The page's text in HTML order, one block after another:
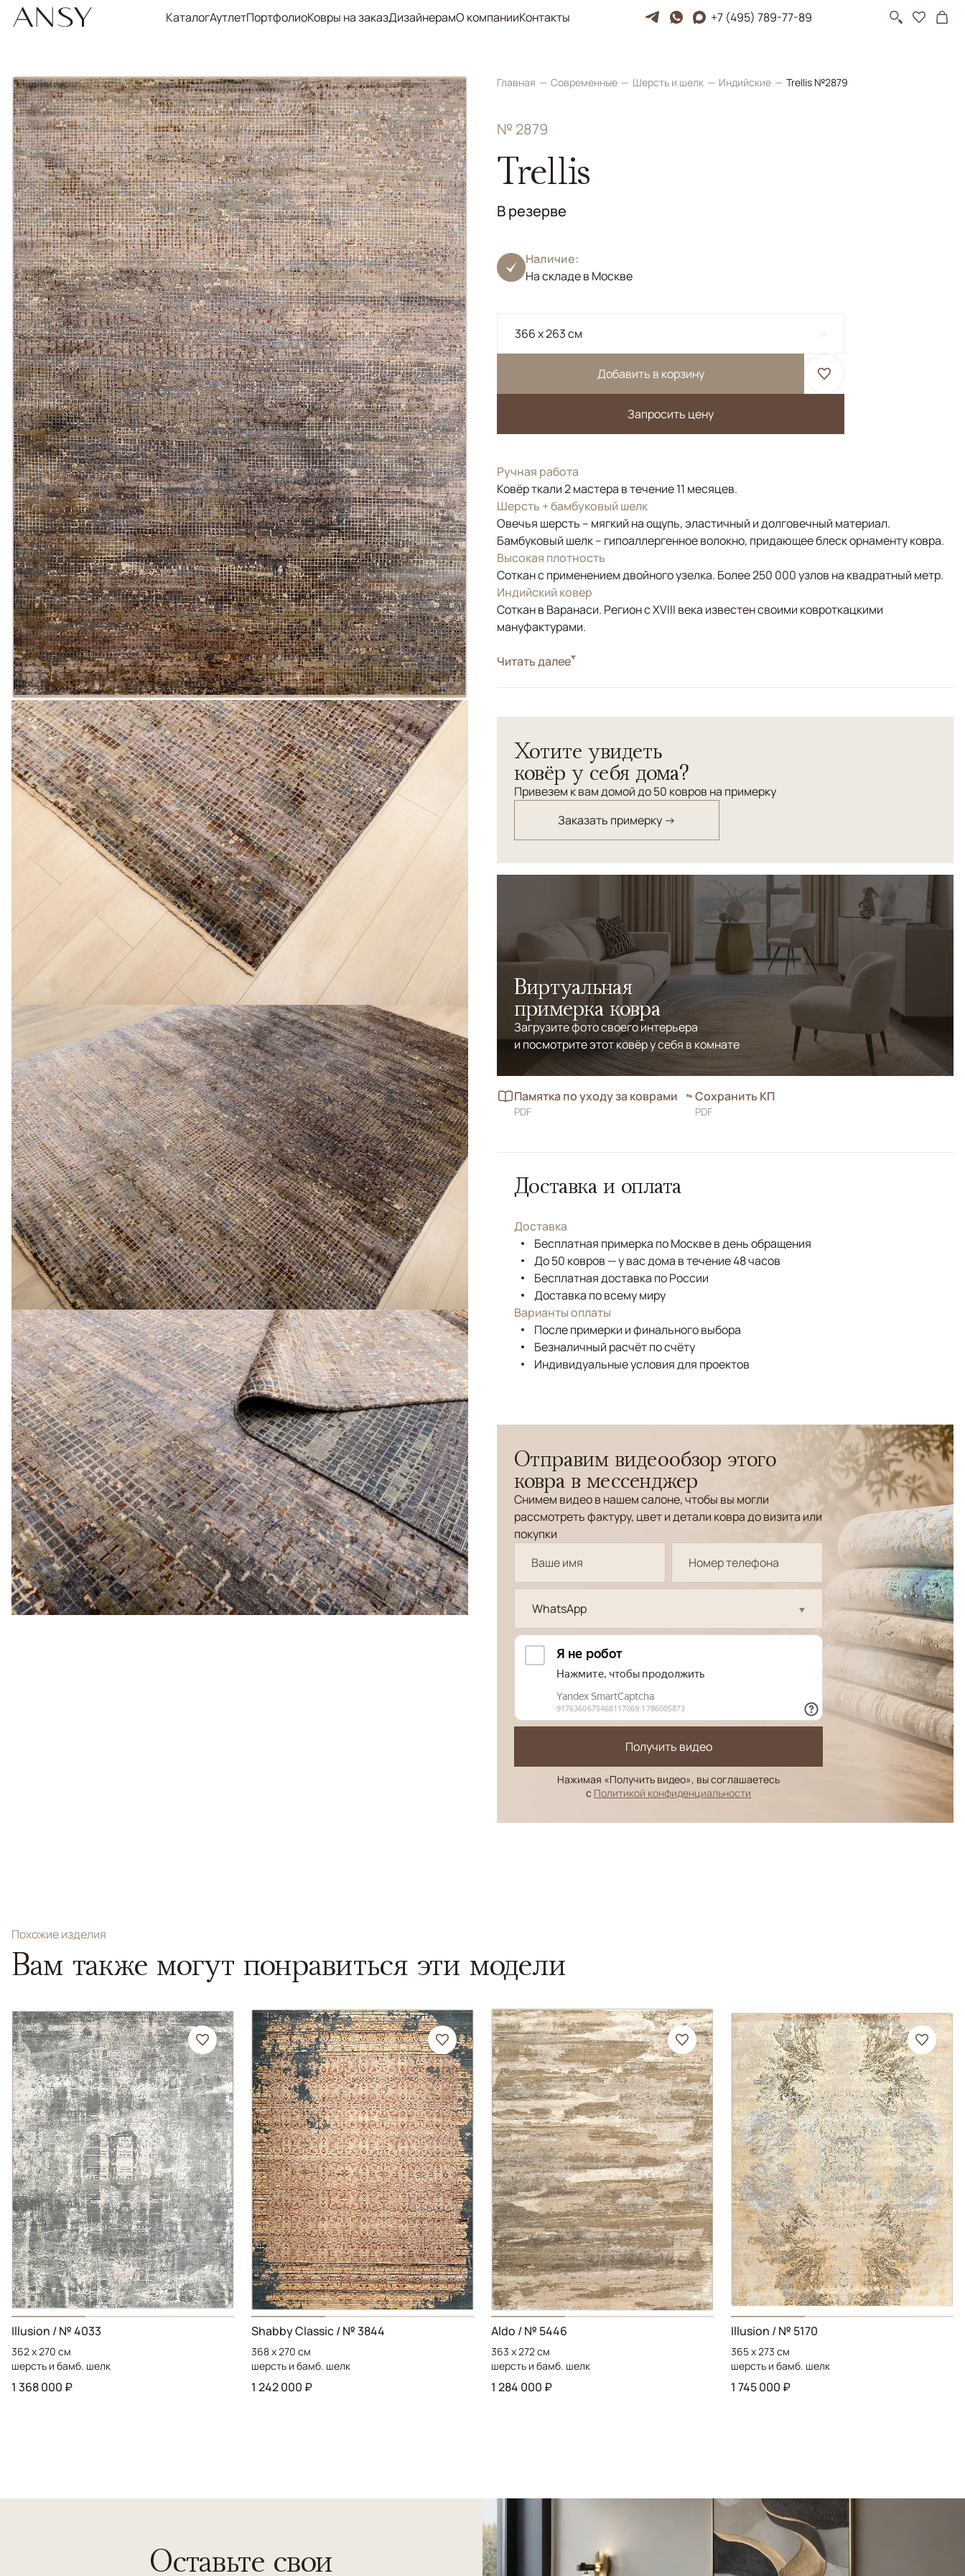
КаталогАутлетПортфолиоКовры на заказДизайнерамО компанииКонтакты +7 (495) 789-77-89
Главная Современные Шерсть и шелк Индийские Trellis №2879
№ 2879
Trellis
В резерве
Наличие:
На складе в Москве
366 x 263 см
Добавить в корзину
Запросить цену
Ручная работа
Ковёр ткали 2 мастера в течение 11 месяцев.
Шерсть + бамбуковый шелк
Овечья шерсть – мягкий на ощупь, эластичный и долговечный материал.
Бамбуковый шелк – гипоаллергенное волокно, придающее блеск орнаменту ковра.
Высокая плотность
Соткан с применением двойного узелка. Более 250 000 узлов на квадратный метр.
Индийский ковер
Соткан в Варанаси. Регион с XVIII века известен своими ковроткацкими
мануфактурами.
СтильСовременные
шика.
Читать далее
Хотите увидеть
ковёр у себя дома?
Привезем к вам домой до 50 ковров на примерку
Заказать примерку →
Виртуальная
примерка ковра
Загрузите фото своего интерьера
и посмотрите этот ковёр у себя в комнате
Памятка по уходу за коврами
PDF
Сохранить КП
PDF
Доставка и оплата
Доставка
Бесплатная примерка по Москве в день обращения
До 50 ковров — у вас дома в течение 48 часов
Бесплатная доставка по России
Доставка по всему миру
Варианты оплаты
После примерки и финального выбора
Безналичный расчёт по счёту
Индивидуальные условия для проектов
Отправим видеообзор этого
ковра в мессенджер
Снимем видео в нашем салоне, чтобы вы могли
рассмотреть фактуру, цвет и детали ковра до визита или
покупки
WhatsApp
Получить видео
Нажимая «Получить видео», вы соглашаетесь
с Политикой конфиденциальности
Похожие изделия
Вам также могут понравиться эти модели
Illusion / № 4033
362 x 270 см
шерсть и бамб. шелк
1 368 000 ₽
Shabby Classic / № 3844
368 x 270 см
шерсть и бамб. шелк
1 242 000 ₽
Aldo / № 5446
363 x 272 см
шерсть и бамб. шелк
1 284 000 ₽
Illusion / № 5170
365 x 273 см
шерсть и бамб. шелк
1 745 000 ₽
Оставьте свои